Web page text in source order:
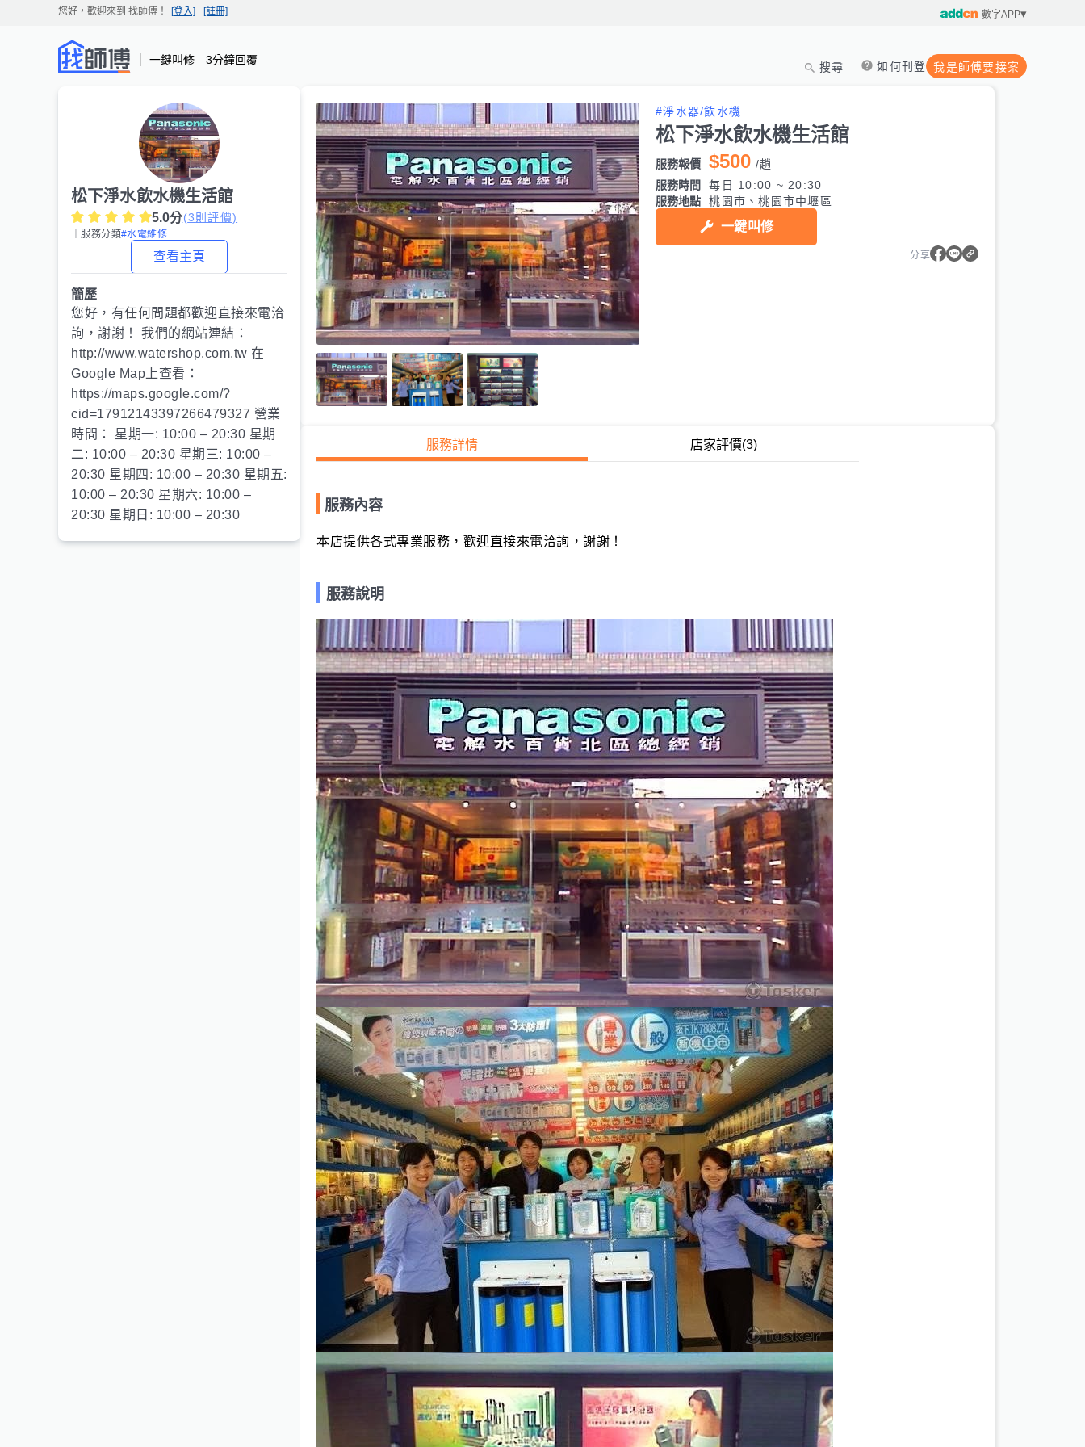
您好，歡迎來到 找師傅 ！ [登入] [註冊] 數字APP
一鍵叫修 3分鐘回覆
搜尋 如何刊登 我是師傅要接案
松下淨水飲水機生活館
5.0分(3則評價)
｜服務分類#水電維修
查看主頁
簡歷
您好，有任何問題都歡迎直接來電洽
詢，謝謝！ 我們的網站連結：
http://www.watershop.com.tw 在
Google Map上查看：
https://maps.google.com/?
cid=17912143397266479327 營業
時間： 星期一: 10:00 – 20:30 星期
二: 10:00 – 20:30 星期三: 10:00 –
20:30 星期四: 10:00 – 20:30 星期五:
10:00 – 20:30 星期六: 10:00 –
20:30 星期日: 10:00 – 20:30
#淨水器/飲水機
松下淨水飲水機生活館
服務報價 $500 /趟
服務時間
每日 10:00 ~ 20:30
服務地點
桃園市、桃園市中壢區
一鍵叫修
分享
服務詳情 店家評價(3)
服務內容
本店提供各式專業服務，歡迎直接來電洽詢，謝謝！
服務說明